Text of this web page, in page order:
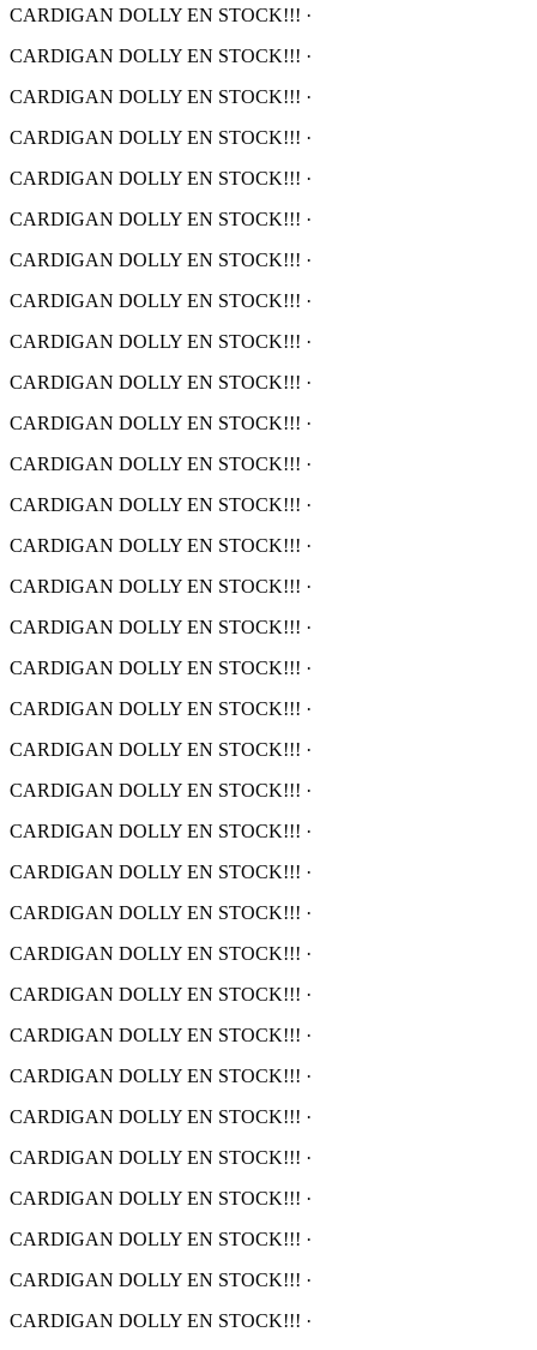
CARDIGAN DOLLY EN STOCK!!! ·
CARDIGAN DOLLY EN STOCK!!! ·
CARDIGAN DOLLY EN STOCK!!! ·
CARDIGAN DOLLY EN STOCK!!! ·
CARDIGAN DOLLY EN STOCK!!! ·
CARDIGAN DOLLY EN STOCK!!! ·
CARDIGAN DOLLY EN STOCK!!! ·
CARDIGAN DOLLY EN STOCK!!! ·
CARDIGAN DOLLY EN STOCK!!! ·
CARDIGAN DOLLY EN STOCK!!! ·
CARDIGAN DOLLY EN STOCK!!! ·
CARDIGAN DOLLY EN STOCK!!! ·
CARDIGAN DOLLY EN STOCK!!! ·
CARDIGAN DOLLY EN STOCK!!! ·
CARDIGAN DOLLY EN STOCK!!! ·
CARDIGAN DOLLY EN STOCK!!! ·
CARDIGAN DOLLY EN STOCK!!! ·
CARDIGAN DOLLY EN STOCK!!! ·
CARDIGAN DOLLY EN STOCK!!! ·
CARDIGAN DOLLY EN STOCK!!! ·
CARDIGAN DOLLY EN STOCK!!! ·
CARDIGAN DOLLY EN STOCK!!! ·
CARDIGAN DOLLY EN STOCK!!! ·
CARDIGAN DOLLY EN STOCK!!! ·
CARDIGAN DOLLY EN STOCK!!! ·
CARDIGAN DOLLY EN STOCK!!! ·
CARDIGAN DOLLY EN STOCK!!! ·
CARDIGAN DOLLY EN STOCK!!! ·
CARDIGAN DOLLY EN STOCK!!! ·
CARDIGAN DOLLY EN STOCK!!! ·
CARDIGAN DOLLY EN STOCK!!! ·
CARDIGAN DOLLY EN STOCK!!! ·
CARDIGAN DOLLY EN STOCK!!! ·